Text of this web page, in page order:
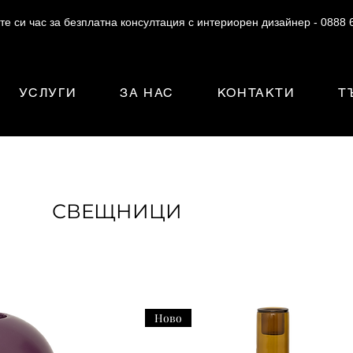
си час за безплатна консултация с интериорен дизайнер - 0888
УСЛУГИ ЗА НАС КОНТАКТИ
СВЕЩНИЦИ
Ново